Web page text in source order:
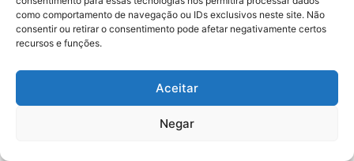
como comportamento de navegação ou IDs exclusivos neste site. Não
consentir ou retirar o consentimento pode afetar negativamente certos
recursos e funções.
Aceitar
Negar
Brasil: Policia Federal investiga
antes das eleições